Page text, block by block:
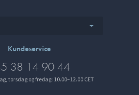
Kundeservice
38 14 90 44
torsdag og fredag: 10.00–12.00 CET